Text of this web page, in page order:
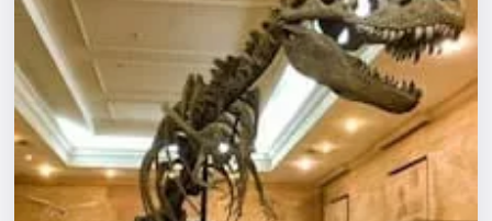
Квесты
Экскурсии
Спорт
События